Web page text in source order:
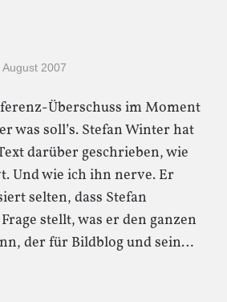
August 2007
Überschuss im Moment
was soll’s. Stefan Winter hat
darüber geschrieben, wie
Und wie ich ihn nerve. Er
selten, dass Stefan
stellt, was er den ganzen
der für Bildblog und sein…